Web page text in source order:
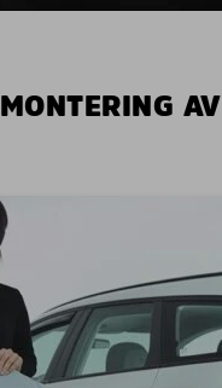
MONTERING